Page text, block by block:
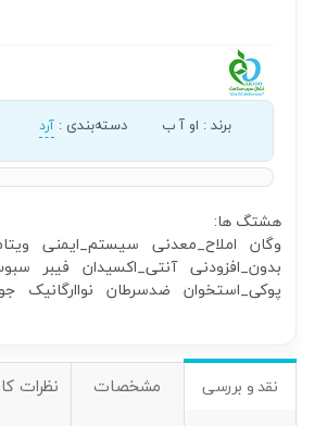
برند: او آ ب دسته‌بندی : آرد
هشتگ ها:
وگان املاح_معدنی سیستم_ایمنی
بدون_افزودنی آنتی_اکسیدان فیبر
پوکی_استخوان ضدسرطان نواارگانیک
نقد و بررسی مشخصات نظرات